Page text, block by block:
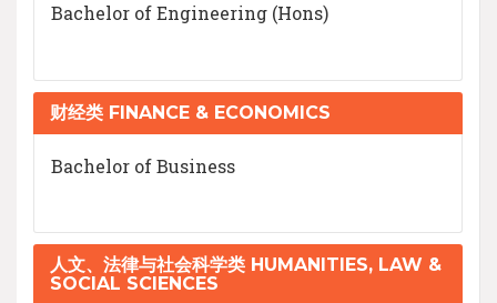
Bachelor of Engineering (Hons)
财经类 FINANCE & ECONOMICS
Bachelor of Business
人文、法律与社会科学类 HUMANITIES, LAW &
SOCIAL SCIENCES